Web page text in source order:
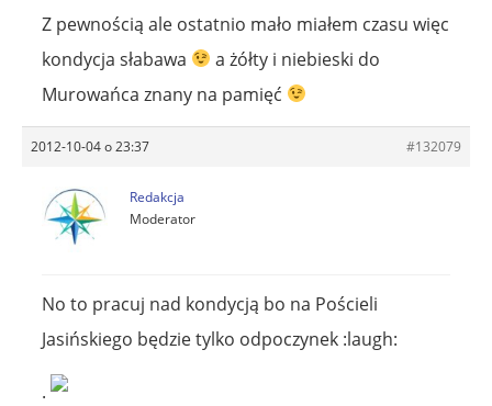
Z pewnością ale ostatnio mało miałem czasu więc
kondycja słabawa
a żółty i niebieski do
Murowańca znany na pamięć
2012-10-04 o 23:37 #132079
Redakcja
Moderator
No to pracuj nad kondycją bo na Pościeli
Jasińskiego będzie tylko odpoczynek :laugh:
.